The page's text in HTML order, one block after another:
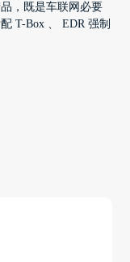
，既是车联网必要
T-Box 、 EDR 强制